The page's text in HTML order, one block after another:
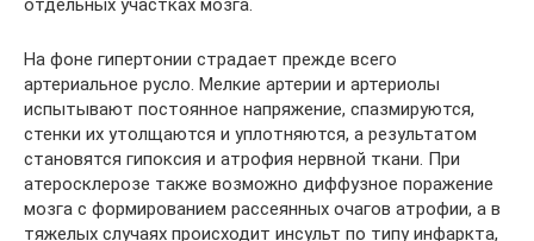
отдельных участках мозга.
На фоне гипертонии страдает прежде всего
артериальное русло. Мелкие артерии и артериолы
испытывают постоянное напряжение, спазмируются,
стенки их утолщаются и уплотняются, а результатом
становятся гипоксия и атрофия нервной ткани. При
атеросклерозе также возможно диффузное поражение
мозга с формированием рассеянных очагов атрофии, а в
тяжелых случаях происходит инсульт по типу инфаркта,